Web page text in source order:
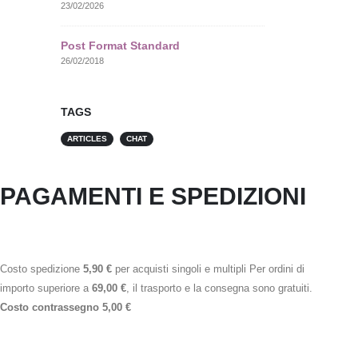
23/02/2026
Post Format Standard
26/02/2018
TAGS
ARTICLES CHAT
PAGAMENTI E SPEDIZIONI
Costo spedizione 5,90 €per acquisti singoli e multipli Per ordini di
importo superiore a 69,00 €, il trasporto e la consegna sono gratuiti.
Costo contrassegno 5,00 €